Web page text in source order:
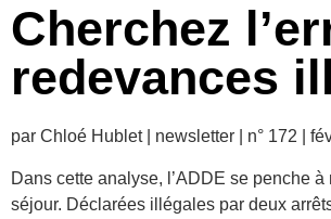
Cherchez
redevances
par Chloé Hublet | newsletter | n° 172 |
Dans cette analyse, l’ADDE se penche
séjour. Déclarées illégales par deux